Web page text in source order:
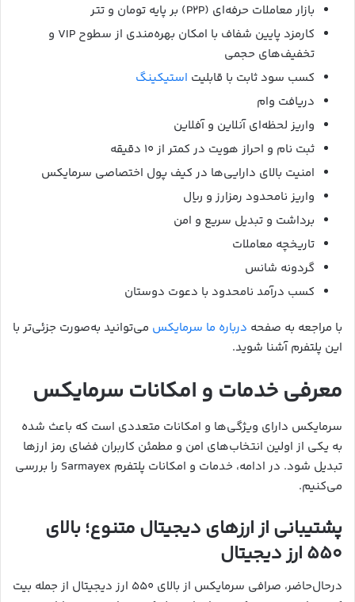
بازار معاملات حرفه‌ای (P2P) بر پایه تومان و تتر
کارمزد پایین شفاف با امکان بهره‌مندی از سطوح VIP و
تخفیف‌های حجمی
کسب سود ثابت با قابلیت استیکینگ
دریافت وام
واریز لحظه‌ای آنلاین و آفلاین
ثبت نام و احراز هویت در کمتر از ۱۰ دقیقه
امنیت بالای دارایی‌ها در کیف پول اختصاصی سرمایکس
واریز نامحدود رمزارز و ریال
برداشت و تبدیل سریع و امن
تاریخچه معاملات
گردونه شانس
کسب درآمد نامحدود با دعوت دوستان
با مراجعه به صفحه درباره ما سرمایکس می‌توانید به‌صورت جزئی‌تر با
این پلتفرم آشنا شوید.
معرفی خدمات و امکانات سرمایکس
سرمایکس دارای ویژگی‌ها و امکانات متعددی است که باعث شده
به یکی از اولین انتخاب‌های امن و مطمئن کاربران فضای رمز ارزها
تبدیل شود. در ادامه، خدمات و امکانات پلتفرم Sarmayex را بررسی
می‌کنیم.
پشتیبانی از ارزهای دیجیتال متنوع؛ بالای
۵۵۰ ارز دیجیتال
درحال‌حاضر، صرافی سرمایکس از بالای ۵۵۰ ارز دیجیتال از جمله بیت